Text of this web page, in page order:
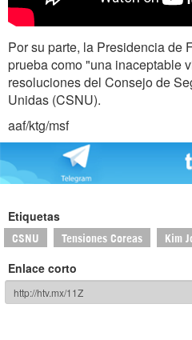
Por su parte, la Presidencia de
prueba como "una inaceptable
resoluciones del Consejo de
Unidas (CSNU).
aaf/ktg/msf
Etiquetas
CSNU Tensiones Coreas Kim
Enlace corto